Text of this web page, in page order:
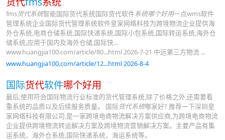
fms货代系统智能国际货代系统国际货代软件系统哪个好用一点wms软件
管理系统企业国际货代管理系统软件皇家网络科技为跨境物流企业提供海
外仓系统,电商仓储系统,国际快递系统,国际小包系统,国际转运系统,海外仓
储系统,应用于国内及海外仓储,国际快...
www.huangjia100.com/article/80...html 2026-7-21 中远第三方物流 ...
www.huangjia100.com/article/12...html 2026-8-4
国际货代软件哪个好用
最后,使用符合国际物流行业标准的货代管理系统,除了价格之外,还需要看
重系统的品质以及后续服务质量。 国际 货代系统哪家好? 推荐一下深圳皇
家网络科技有限公司,是一家跨境电商物流解决方案供应商,为跨境电商物流
企业提供跨境物流转运解决方案及跨境物流营销解决方案。主要产品有集
运系统、海外仓系统,国际快递系统、海运系统等。